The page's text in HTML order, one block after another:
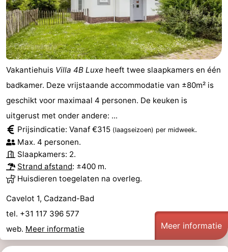
drinken
Zeehonden
Evenementen
Praktisch
Forum
Reisboekenwinkel
Nieuws
Route
-
Parkeren
Medische
adressen
Regio
Zeeland
Vakantiehuis Villa 4B Luxe heeft twee slaapkamers en één
badkamer. Deze vrijstaande accommodatie van ±80m² is
geschikt voor maximaal 4 personen. De keuken is
uitgerust met onder andere: ...
Prijsindicatie: Vanaf €315 (laagseizoen) per midweek.
Max. 4 personen.
Slaapkamers: 2.
Strand afstand: ±400 m.
Huisdieren toegelaten na overleg.
Cavelot 1, Cadzand-Bad
tel. +31 117 396 577
web. Meer informatie Meer informatie